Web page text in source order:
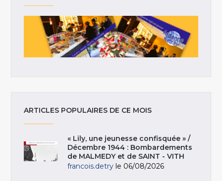
ARTICLES POPULAIRES DE CE MOIS
« Lily, une jeunesse confisquée » /
Décembre 1944 : Bombardements
de MALMEDY et de SAINT - VITH
francois.detry le 06/08/2026